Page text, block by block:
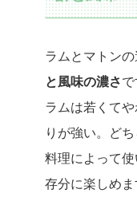
ラムとマトンの
と風味の濃さで
ラムは若くて
りが強い。ど
料理によって
存分に楽しめま